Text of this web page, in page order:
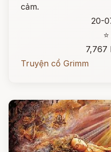
cảm.
20-
7,767
Truyện cổ Grimm